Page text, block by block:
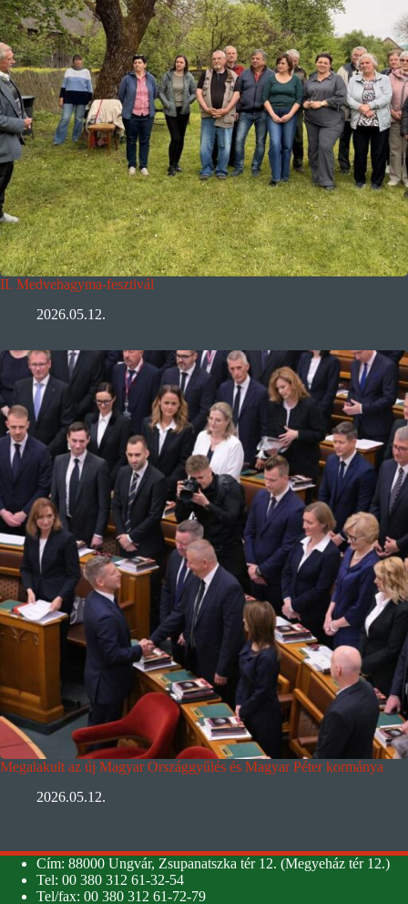
II. Medvehagyma-fesztivál
2026.05.12.
Megalakult az új Magyar Országgyűlés és Magyar Péter kormánya
2026.05.12.
Cím: 88000 Ungvár, Zsupanatszka tér 12. (Megyeház tér 12.)
Tel: 00 380 312 61-32-54
Tel/fax: 00 380 312 61-72-79